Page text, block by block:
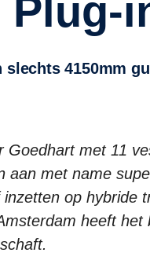
Plug-
slechts 4150mm
Goedhart met 11
aan met name
op hybride
heeft het